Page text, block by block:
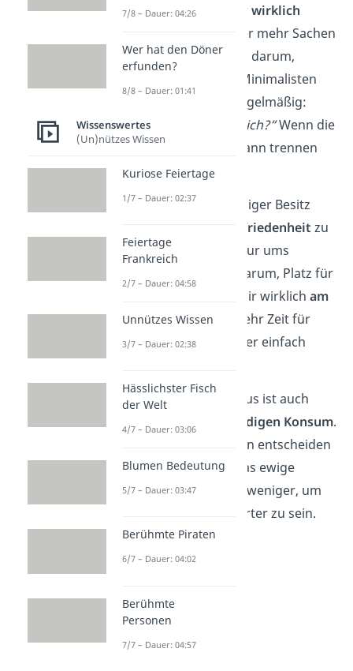
konzentrieren, was dirwirklich
ist. Statt immer mehr Sachen
anzusammeln, geht es darum,
Ballast loszuwerden. Minimalisten
fragen sich deshalb regelmäßig:
„Brauche ich das wirklich?“Wenn die
Antwort nein lautet, dann trennen
sie sich davon.
Das Ziel ist es, mit weniger Besitz
Klarheit und Zufriedenheit zu
finden. Es geht nicht nur ums
Ausmisten, sondern darum, Platz für
das zu schaffen, was dir wirklicham
Herzen liegt. Sei es mehr Zeit für
dich, deine Hobbys oder einfach
Übrigens: Minimalismus ist auch
eine
auf ständigen Konsum.
Immer mehr Menschen entscheiden
sich bewusst gegen das ewige
„Mehr“ und leben mit weniger, um
freier und unbeschwerter zu sein.
7/8 – Dauer: 04:26
Wer hat den Döner
erfunden?
8/8 – Dauer: 01:41
Wissenswertes
(Un)nützes Wissen
Kuriose Feiertage
1/7 – Dauer: 02:37
Feiertage
Frankreich
2/7 – Dauer: 04:58
Unnützes Wissen
3/7 – Dauer: 02:38
Hässlichster Fisch
der Welt
4/7 – Dauer: 03:06
Blumen Bedeutung
5/7 – Dauer: 03:47
Berühmte Piraten
6/7 – Dauer: 04:02
Berühmte
Personen
7/7 – Dauer: 04:57